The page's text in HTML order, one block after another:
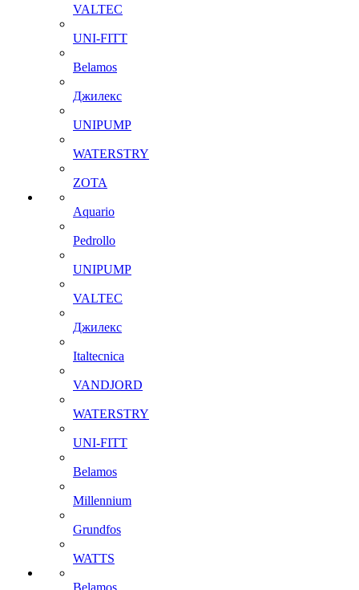
VALTEC
UNI-FITT
Belamos
Джилекс
UNIPUMP
WATERSTRY
ZOTA
Aquario
Pedrollo
UNIPUMP
VALTEC
Джилекс
Italtecnica
VANDJORD
WATERSTRY
UNI-FITT
Belamos
Millennium
Grundfos
WATTS
Belamos